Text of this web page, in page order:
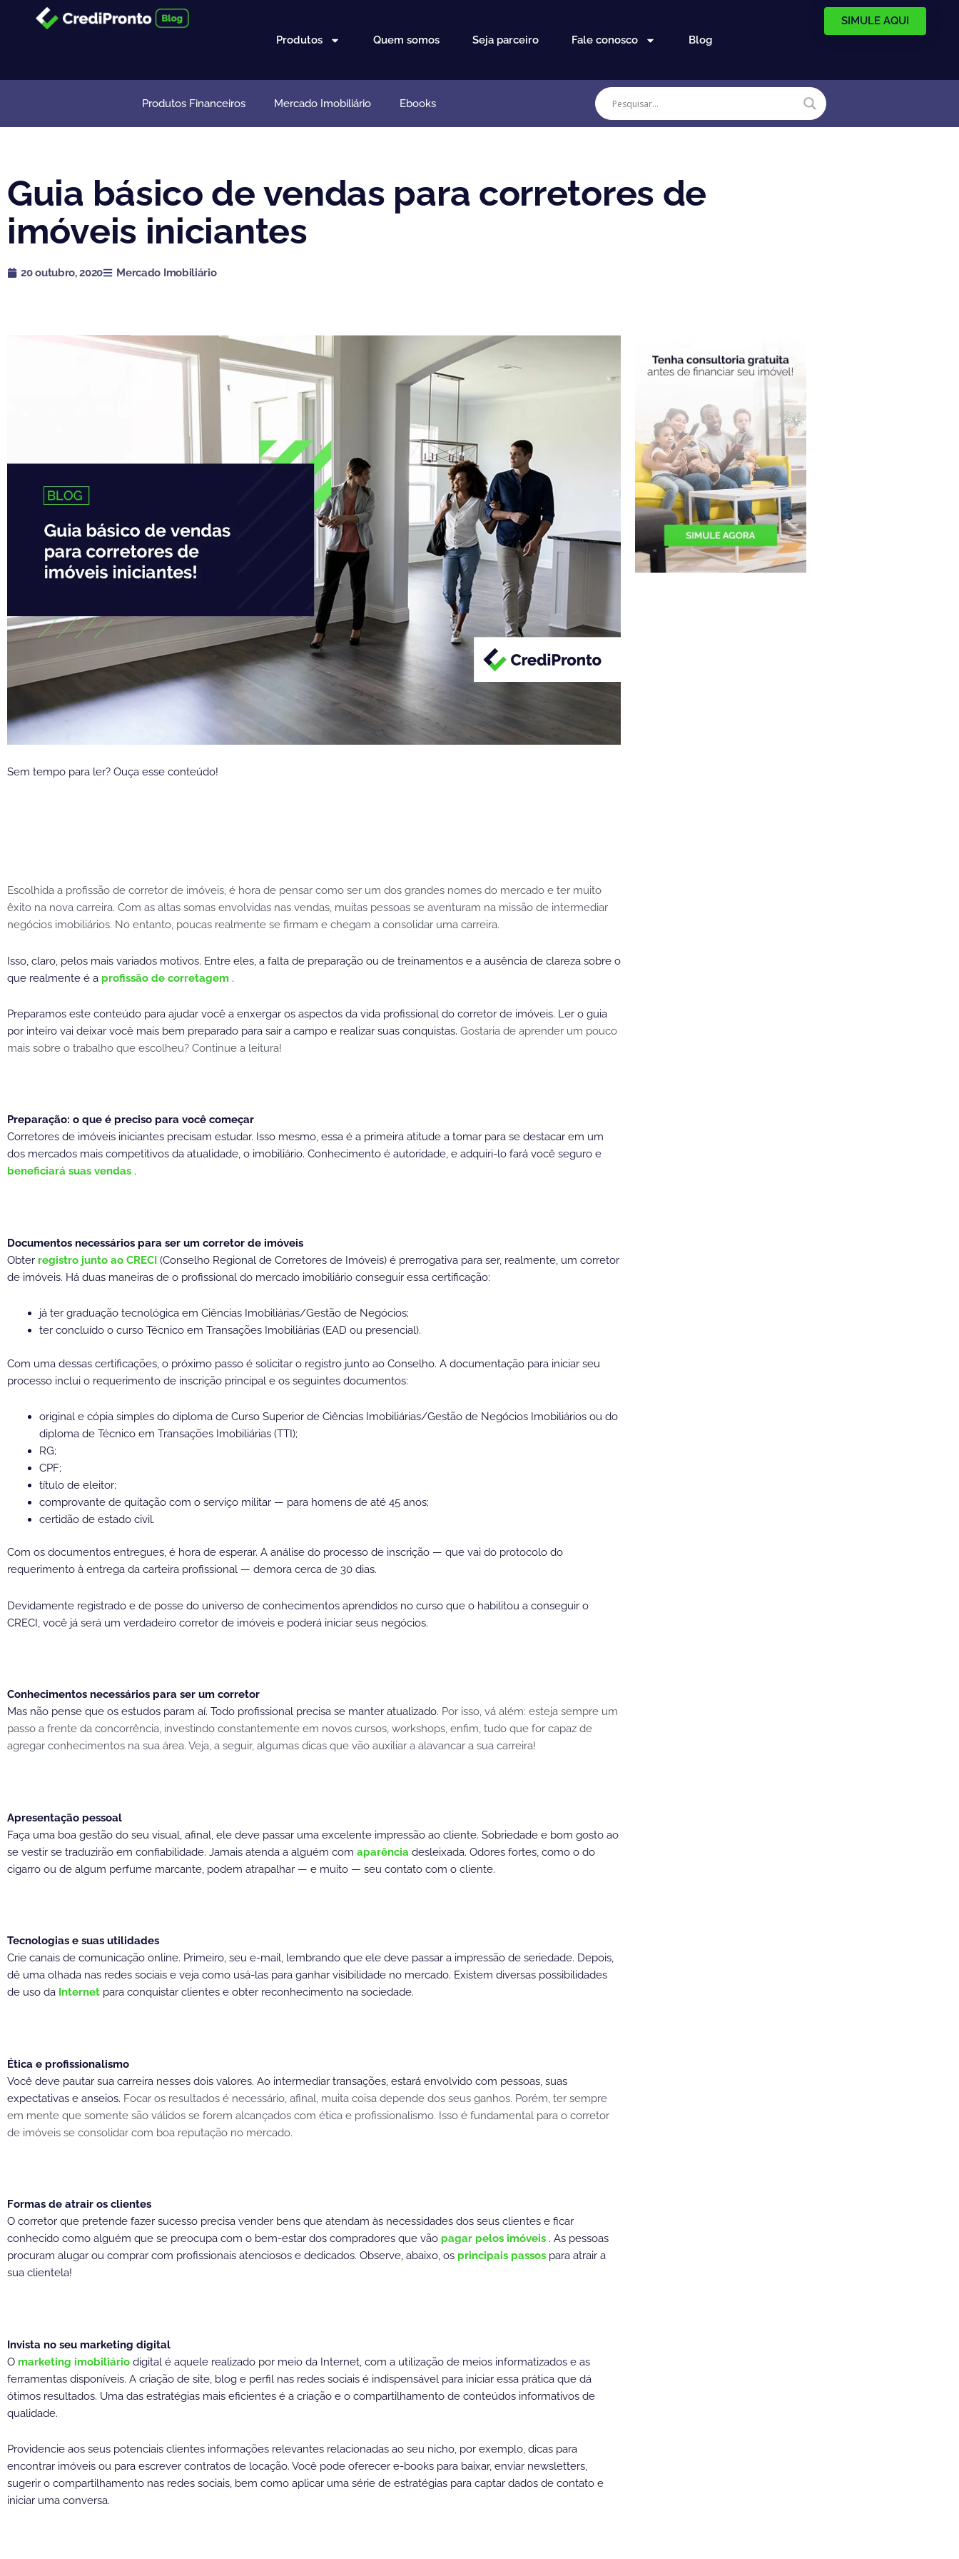
Produtos Quem somos Seja parceiro Fale conosco Blog
SIMULE AQUI
Produtos Financeiros Mercado Imobiliário Ebooks
Guia básico de vendas para corretores de
imóveis iniciantes
20 outubro, 2020 Mercado Imobiliário
Sem tempo para ler? Ouça esse conteúdo!
Escolhida a profissão de corretor de imóveis, é hora de pensar como ser um dos grandes nomes do mercado e ter muito
êxito na nova carreira. Com as altas somas envolvidas nas vendas, muitas pessoas se aventuram na missão de intermediar
negócios imobiliários. No entanto, poucas realmente se firmam e chegam a consolidar uma carreira.
Isso, claro, pelos mais variados motivos. Entre eles, a falta de preparação ou de treinamentos e a ausência de clareza sobre o
que realmente é a profissão de corretagem .
Preparamos este conteúdo para ajudar você a enxergar os aspectos da vida profissional do corretor de imóveis. Ler o guia
por inteiro vai deixar você mais bem preparado para sair a campo e realizar suas conquistas. Gostaria de aprender um pouco
mais sobre o trabalho que escolheu? Continue a leitura!
Preparação: o que é preciso para você começar
Corretores de imóveis iniciantes precisam estudar. Isso mesmo, essa é a primeira atitude a tomar para se destacar em um
dos mercados mais competitivos da atualidade, o imobiliário. Conhecimento é autoridade, e adquiri-lo fará você seguro e
beneficiará suas vendas .
Documentos necessários para ser um corretor de imóveis
Obter registro junto ao CRECI (Conselho Regional de Corretores de Imóveis) é prerrogativa para ser, realmente, um corretor
de imóveis. Há duas maneiras de o profissional do mercado imobiliário conseguir essa certificação:
já ter graduação tecnológica em Ciências Imobiliárias/Gestão de Negócios;
ter concluído o curso Técnico em Transações Imobiliárias (EAD ou presencial).
Com uma dessas certificações, o próximo passo é solicitar o registro junto ao Conselho. A documentação para iniciar seu
processo inclui o requerimento de inscrição principal e os seguintes documentos:
original e cópia simples do diploma de Curso Superior de Ciências Imobiliárias/Gestão de Negócios Imobiliários ou do
diploma de Técnico em Transações Imobiliárias (TTI);
RG;
CPF;
título de eleitor;
comprovante de quitação com o serviço militar — para homens de até 45 anos;
certidão de estado civil.
Com os documentos entregues, é hora de esperar. A análise do processo de inscrição — que vai do protocolo do
requerimento à entrega da carteira profissional — demora cerca de 30 dias.
Devidamente registrado e de posse do universo de conhecimentos aprendidos no curso que o habilitou a conseguir o
CRECI, você já será um verdadeiro corretor de imóveis e poderá iniciar seus negócios.
Conhecimentos necessários para ser um corretor
Mas não pense que os estudos param aí. Todo profissional precisa se manter atualizado. Por isso, vá além: esteja sempre um
passo a frente da concorrência, investindo constantemente em novos cursos, workshops, enfim, tudo que for capaz de
agregar conhecimentos na sua área. Veja, a seguir, algumas dicas que vão auxiliar a alavancar a sua carreira!
Apresentação pessoal
Faça uma boa gestão do seu visual, afinal, ele deve passar uma excelente impressão ao cliente. Sobriedade e bom gosto ao
se vestir se traduzirão em confiabilidade. Jamais atenda a alguém com aparência desleixada. Odores fortes, como o do
cigarro ou de algum perfume marcante, podem atrapalhar — e muito — seu contato com o cliente.
Tecnologias e suas utilidades
Crie canais de comunicação online. Primeiro, seu e-mail, lembrando que ele deve passar a impressão de seriedade. Depois,
dê uma olhada nas redes sociais e veja como usá-las para ganhar visibilidade no mercado. Existem diversas possibilidades
de uso da Internet para conquistar clientes e obter reconhecimento na sociedade.
Ética e profissionalismo
Você deve pautar sua carreira nesses dois valores. Ao intermediar transações, estará envolvido com pessoas, suas
expectativas e anseios. Focar os resultados é necessário, afinal, muita coisa depende dos seus ganhos. Porém, ter sempre
em mente que somente são válidos se forem alcançados com ética e profissionalismo. Isso é fundamental para o corretor
de imóveis se consolidar com boa reputação no mercado.
Formas de atrair os clientes
O corretor que pretende fazer sucesso precisa vender bens que atendam às necessidades dos seus clientes e ficar
conhecido como alguém que se preocupa com o bem-estar dos compradores que vão pagar pelos imóveis . As pessoas
procuram alugar ou comprar com profissionais atenciosos e dedicados. Observe, abaixo, os principais passos para atrair a
sua clientela!
Invista no seu marketing digital
O marketing imobiliário digital é aquele realizado por meio da Internet, com a utilização de meios informatizados e as
ferramentas disponíveis. A criação de site, blog e perfil nas redes sociais é indispensável para iniciar essa prática que dá
ótimos resultados. Uma das estratégias mais eficientes é a criação e o compartilhamento de conteúdos informativos de
qualidade.
Providencie aos seus potenciais clientes informações relevantes relacionadas ao seu nicho, por exemplo, dicas para
encontrar imóveis ou para escrever contratos de locação. Você pode oferecer e-books para baixar, enviar newsletters,
sugerir o compartilhamento nas redes sociais, bem como aplicar uma série de estratégias para captar dados de contato e
iniciar uma conversa.